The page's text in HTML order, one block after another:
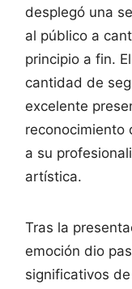
desplegó una
al público a
principio a fin.
cantidad de
excelente
reconocimiento
a su
artística.
Tras la
emoción dio
significativos